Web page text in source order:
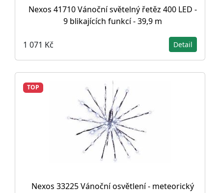
Nexos 41710 Vánoční světelný řetěz 400 LED -
9 blikajících funkcí - 39,9 m
1 071 Kč Detail
TOP
Nexos 33225 Vánoční osvětlení - meteorický